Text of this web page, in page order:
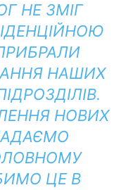
НЕ ЗМІГ
НАШИХ
НОВИХ
ЦЕ В